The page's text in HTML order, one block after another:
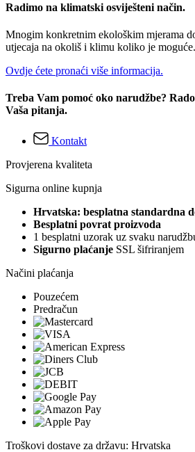
Radimo na klimatski osviješteni način.
Mnogim konkretnim ekološkim mjerama
utjecaja na okoliš i klimu koliko je moguće.
Ovdje ćete pronaći više informacija.
Treba Vam pomoć oko narudžbe?
Vaša pitanja.
Kontakt
Provjerena kvaliteta
Sigurna online kupnja
Hrvatska: besplatna standardna
Besplatni povrat proizvoda
1 besplatni uzorak uz svaku
Sigurno plaćanje SSL šifriranjem
Načini plaćanja
Pouzećem
Predračun
Troškovi dostave za državu: Hrvatska